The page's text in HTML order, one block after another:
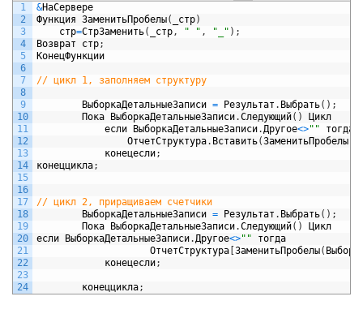
1
2
3
4
5
6
7
8
9
10
11
12
13
14
15
16
17
18
19
20
21
22
23
24
&НаСервере
Функция ЗаменитьПробелы( стр)
стр=СтрЗаменить( стр , " " , "_" ) ;
Возврат
стр;
КонецФункции
// цикл 1, заполняем структуру
ВыборкаДетальныеЗаписи = Результат . Выбрать( ) ;
Пока ВыборкаДетальныеЗаписи.Следующий( )
Цикл
если ВыборкаДетальныеЗаписи.Другое<>""
тогда
ОтчетСтруктура. Вставить(ЗаменитьПробелы
конецесли;
конеццикла;
// цикл 2, приращиваем счетчики
ВыборкаДетальныеЗаписи = Результат . Выбрать( ) ;
Пока ВыборкаДетальныеЗаписи.Следующий( )
Цикл
если ВыборкаДетальныеЗаписи.Другое<>""
тогда
ОтчетСтруктура [ЗаменитьПробелы(
конецесли;
конеццикла;